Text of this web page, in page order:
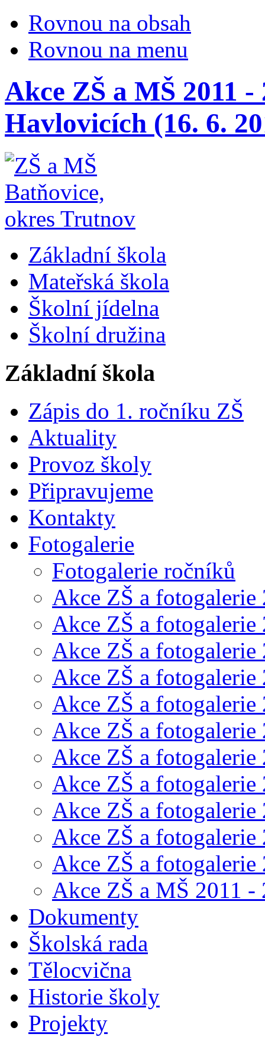
Rovnou na obsah
Rovnou na menu
Akce ZŠ a MŠ 2011
Havlovicích (16. 6.
Základní škola
Mateřská škola
Školní jídelna
Školní družina
Základní škola
Zápis do 1. ročníku ZŠ
Aktuality
Provoz školy
Připravujeme
Kontakty
Fotogalerie
Fotogalerie ročníků
Akce ZŠ a fotogalerie
Akce ZŠ a fotogalerie
Akce ZŠ a fotogalerie
Akce ZŠ a fotogalerie
Akce ZŠ a fotogalerie
Akce ZŠ a fotogalerie
Akce ZŠ a fotogalerie
Akce ZŠ a fotogalerie
Akce ZŠ a fotogalerie
Akce ZŠ a fotogalerie
Akce ZŠ a fotogalerie
Akce ZŠ a MŠ 2011 -
Dokumenty
Školská rada
Tělocvična
Historie školy
Projekty